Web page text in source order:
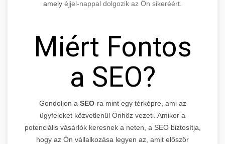
amely éjjel-nappal dolgozik az Ön sikeréért.
Miért Fontos
a SEO?
Gondoljon a SEO-ra mint egy térképre, ami az
ügyfeleket közvetlenül Önhöz vezeti. Amikor a
potenciális vásárlók keresnek a neten, a SEO biztosítja,
hogy az Ön vállalkozása legyen az, amit először